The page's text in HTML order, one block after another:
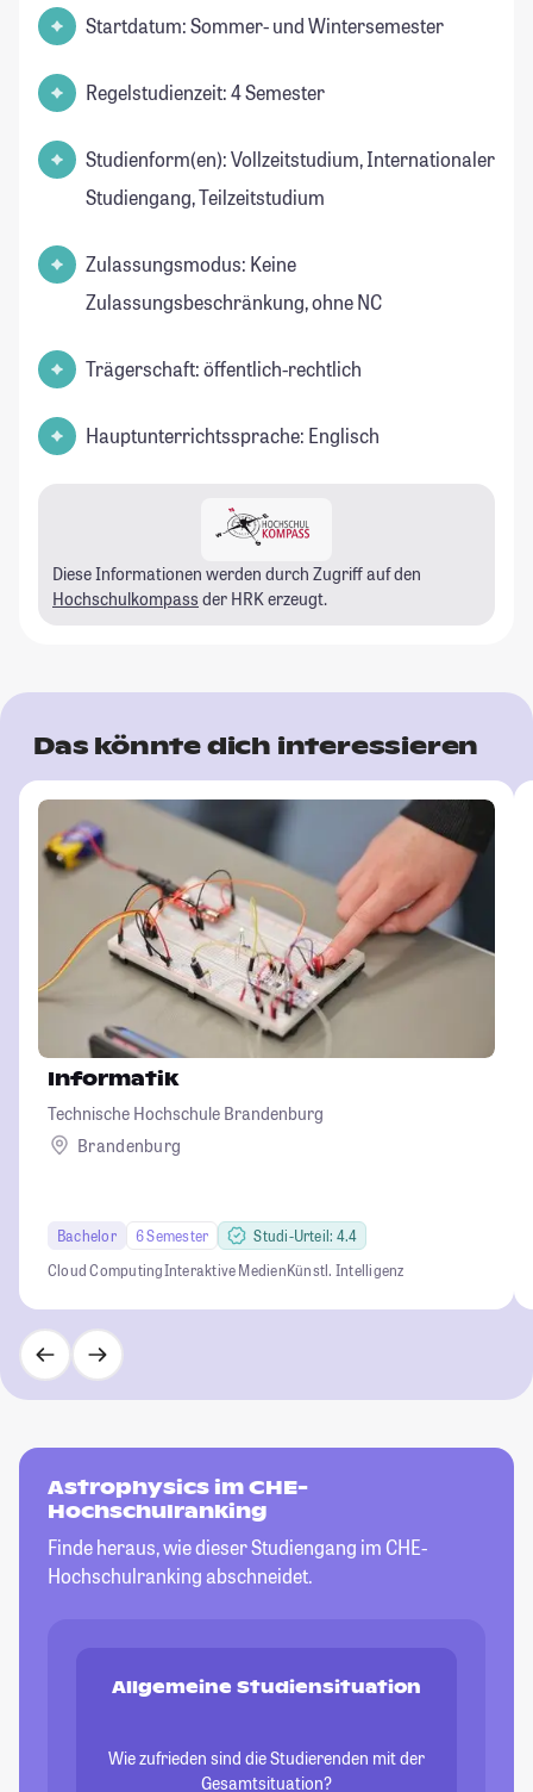
Startdatum: Sommer- und Wintersemester
Regelstudienzeit: 4 Semester
Studienform(en): Vollzeitstudium, Internationaler
Studiengang, Teilzeitstudium
Zulassungsmodus: Keine
Zulassungsbeschränkung, ohne NC
Trägerschaft: öffentlich-rechtlich
Hauptunterrichtssprache: Englisch
Diese Informationen werden durch Zugriff auf den
Hochschulkompass der HRK erzeugt.
Das könnte dich interessieren
Informatik
Technische Hochschule Brandenburg
Brandenburg
Bachelor 6 Semester
Studi-Urteil: 4.4
Cloud ComputingInteraktive MedienKünstl. Intelligenz
Astrophysics im CHE-
Hochschulranking
Finde heraus, wie dieser Studiengang im CHE-
Hochschulranking abschneidet.
Allgemeine Studiensituation
Wie zufrieden sind die Studierenden mit der
Gesamtsituation?